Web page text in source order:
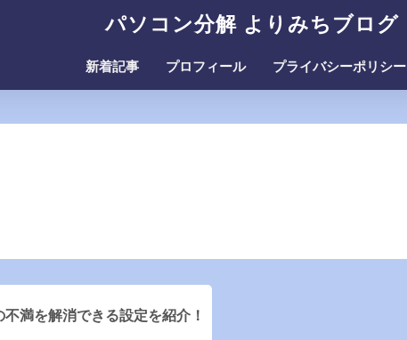
パソコン分解 よりみちブログ
新着記事 プロフィール プライバシーポリシー
満を解消できる設定を紹介！